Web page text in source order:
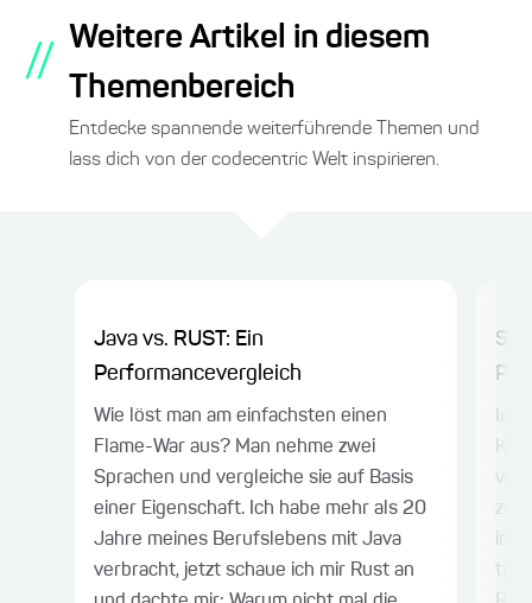
//
Weitere Artikel in diesem
Themenbereich
Entdecke spannende weiterführende Themen und
lass dich von der codecentric Welt inspirieren.
Java vs. RUST: Ein
Performancevergleich
Wie löst man am einfachsten einen
Flame-War aus? Man nehme zwei
Sprachen und vergleiche sie auf Basis
einer Eigenschaft. Ich habe mehr als 20
Jahre meines Berufslebens mit Java
verbracht, jetzt schaue ich mir Rust an
im